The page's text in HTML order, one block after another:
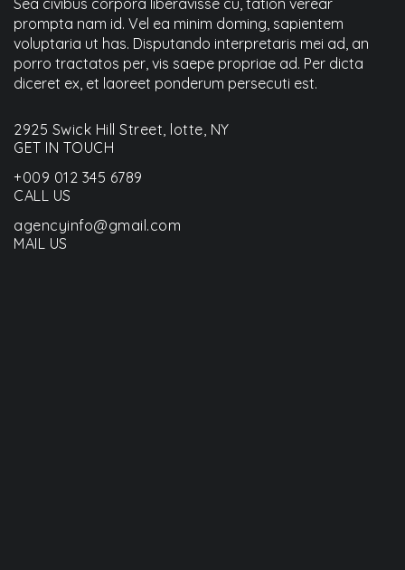
Sea civibus corpora liberavisse cu, tation verear
prompta nam id. Vel ea minim doming, sapientem
voluptaria ut has. Disputando interpretaris mei ad, an
porro tractatos per, vis saepe propriae ad. Per dicta
diceret ex, et laoreet ponderum persecuti est.
2925 Swick Hill Street, lotte, NY
GET IN TOUCH
+009 012 345 6789
CALL US
agencyinfo@gmail.com
MAIL US